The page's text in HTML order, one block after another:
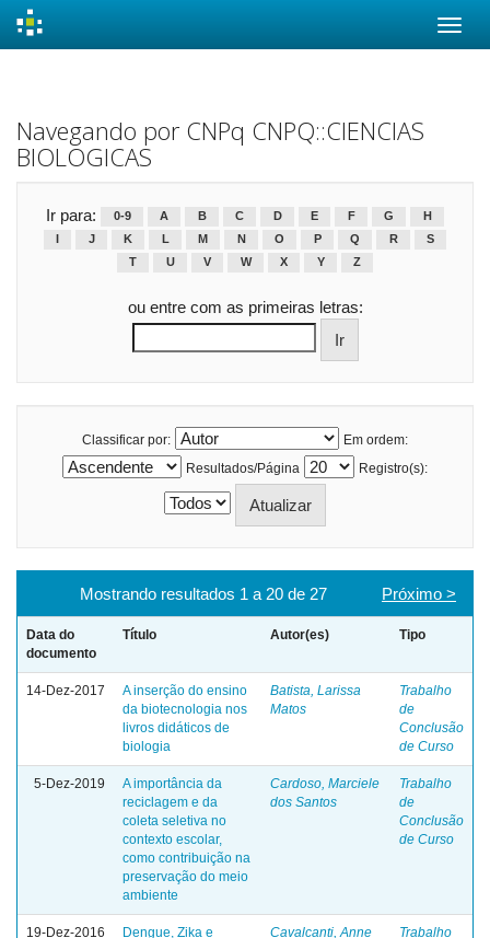
Navegando por CNPq CNPQ::CIENCIAS
BIOLOGICAS
Ir para: 0-9 A B C D E F G
H
J K L M N O P Q R
S
T
U V W X Y Z
ou entre com as primeiras letras:
Classificar por:
Em ordem:
Resultados/Página
Registro(s):
Mostrando resultados 1 a 20 de 27 Próximo >
Data do
documento
Título Autor(es) Tipo
14-Dez-2017
A inserção do ensino
da biotecnologia nos
livros didáticos de
biologia
Batista, Larissa
Matos
Trabalho
de
Conclusão
de Curso
5-Dez-2019
A importância da
reciclagem e da
coleta seletiva no
contexto escolar,
como contribuição na
preservação do meio
ambiente
Cardoso, Marciele
dos Santos
Trabalho
de
Conclusão
de Curso
19-Dez-2016
Dengue, Zika e
Cavalcanti, Anne
Trabalho